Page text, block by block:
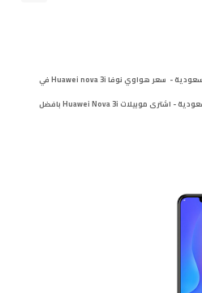
سعر هواوي بي سمارت بلس سعر موبايل نوفا 3 إي في السعودية - سعر هاتف و جوال هواوي نوفا Huawei nova 3i في السعودية - سعر هواوي نوفا Huawei nova 3i في
السعودية - سعر هواوي Huawei P Smart plus في السعودية - سعرٍ نوفا Huawei nova 3i بأفضل الاسعار و عروض من السعودية - اشترى موبيلات Huawei Nova 3i بافضل